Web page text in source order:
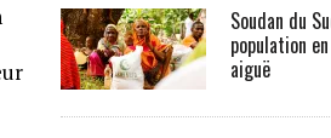
Soudan du
population
aiguë